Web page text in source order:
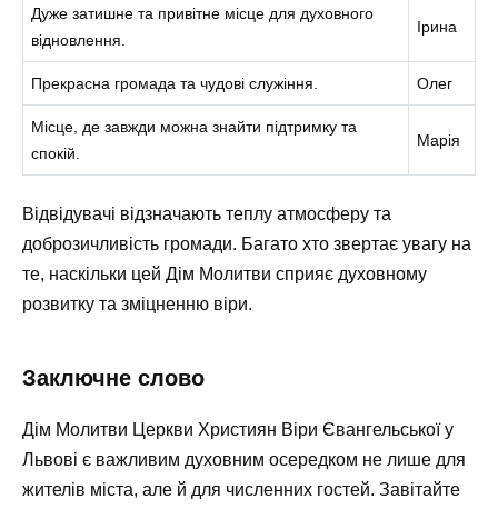
Дуже затишне та привітне місце для духовного
відновлення.
Ірина
Прекрасна громада та чудові служіння. Олег
Місце, де завжди можна знайти підтримку та
спокій.
Марія
Відвідувачі відзначають теплу атмосферу та
доброзичливість громади. Багато хто звертає увагу на
те, наскільки цей Дім Молитви сприяє духовному
розвитку та зміцненню віри.
Заключне слово
Дім Молитви Церкви Християн Віри Євангельської у
Львові є важливим духовним осередком не лише для
жителів міста, але й для численних гостей. Завітайте